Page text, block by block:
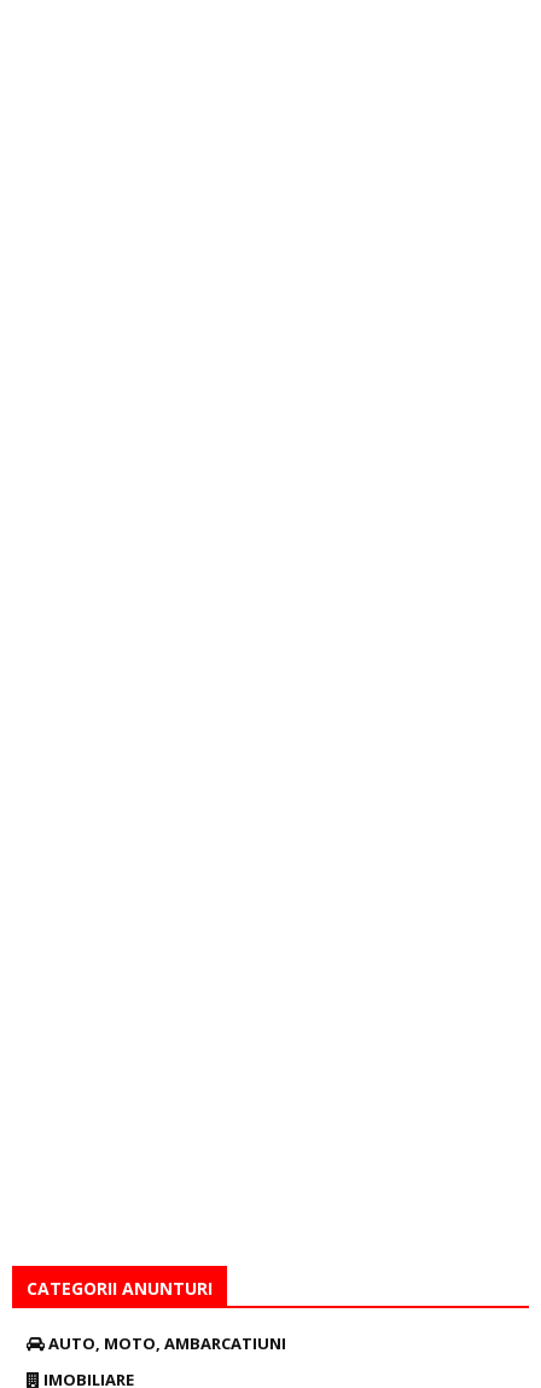
CATEGORII ANUNTURI
AUTO, MOTO, AMBARCATIUNI
IMOBILIARE